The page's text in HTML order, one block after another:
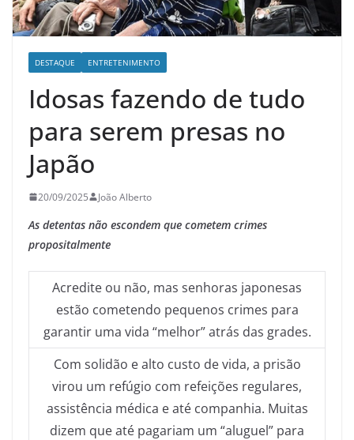
DESTAQUE ENTRETENIMENTO
Idosas fazendo de tudo
para serem presas no
Japão
20/09/2025 João Alberto
As detentas não escondem que cometem crimes
propositalmente
Acredite ou não, mas senhoras japonesas
estão cometendo pequenos crimes para
garantir uma vida “melhor” atrás das grades.
Com solidão e alto custo de vida, a prisão
virou um refúgio com refeições regulares,
assistência médica e até companhia. Muitas
dizem que até pagariam um “aluguel” para